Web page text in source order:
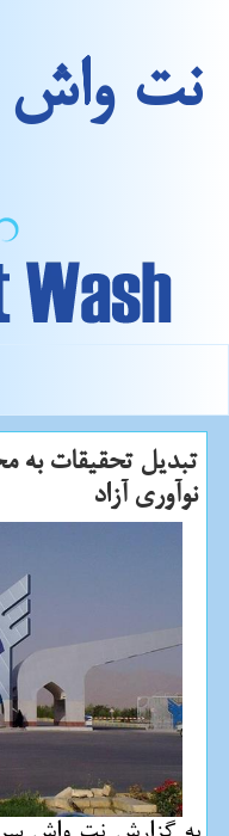
نت واش
تبدیل تحقیقات
نوآوری آزاد